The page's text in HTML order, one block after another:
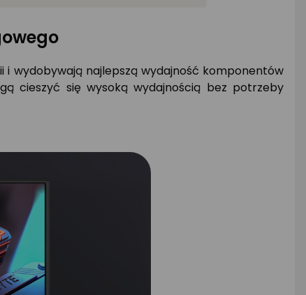
wydobywają najlepszą wydajność komponentów
cieszyć się wysoką wydajnością bez potrzeby